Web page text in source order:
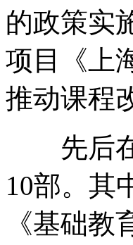
的政策实
项目《上
推动课程
先后在
10部。其
《基础